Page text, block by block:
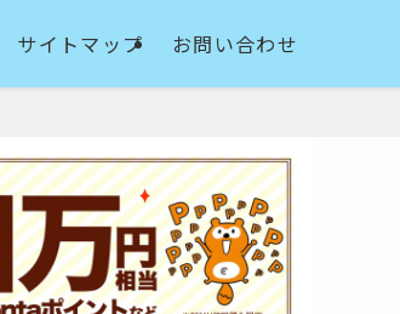
サイトマップ お問い合わせ